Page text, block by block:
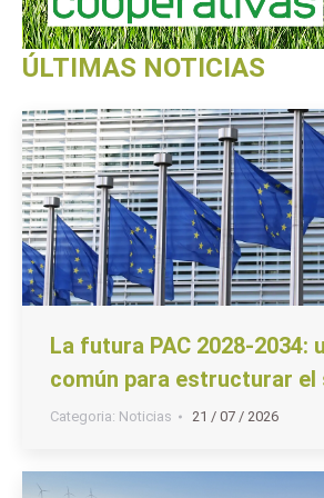
ÚLTIMAS NOTICIAS
La futura PAC 2028-2034:
común para estructurar
Categoria: Noticias 21 / 07 / 2026